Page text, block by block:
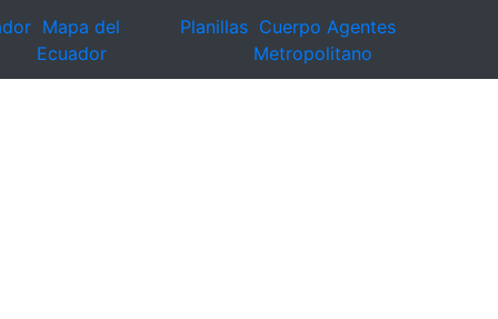
Mapa del
Ecuador
Planillas Cuerpo Agentes
Metropolitano